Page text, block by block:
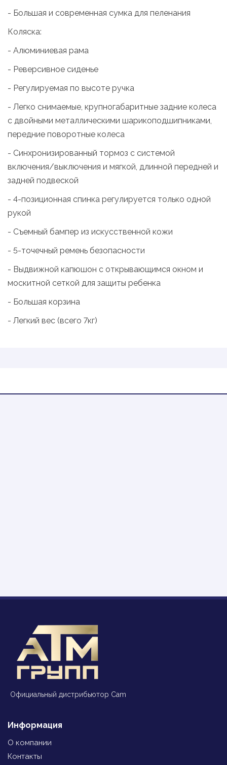
- Большая и современная сумка для пеленания
Коляска:
- Алюминиевая рама
- Реверсивное сиденье
- Регулируемая по высоте ручка
- Легко снимаемые, крупногабаритные задние колеса
с двойными металлическими шарикоподшипниками,
передние поворотные колеса
- Синхронизированный тормоз с системой
включения/выключения и мягкой, длинной передней и
задней подвеской
- 4-позиционная спинка регулируется только одной
рукой
- Съемный бампер из искусственной кожи
- 5-точечный ремень безопасности
- Выдвижной капюшон с открывающимся окном и
москитной сеткой для защиты ребенка
- Большая корзина
- Легкий вес (всего 7кг)
Официальный дистрибьютор Cam
Информация
О компании
Контакты